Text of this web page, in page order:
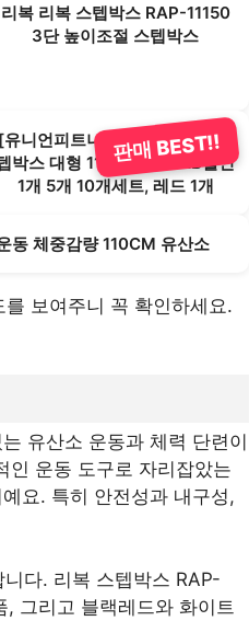
리복 리복 스텝박스 RAP-11150
3단 높이조절 스텝박스
[유니언피트니스] 피트니스용 스
박스 대형 110x42cm B2B할인
1개 5개 10개세트, 레드 1개
판매 BEST!!
동 체중감량 110CM 유산소
를 보여주니 꼭 확인하세요.
유산소 운동과 체력 단련이
인 운동 도구로 자리잡았는
요. 특히 안전성과 내구성,
다. 리복 스텝박스 RAP-
그리고 블랙레드와 화이트